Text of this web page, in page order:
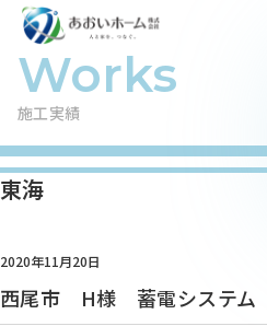
施工実績
東海
2020年11月20日
西尾市 H様 蓄電システム